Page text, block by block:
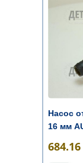
Насос
16 мм
684.16